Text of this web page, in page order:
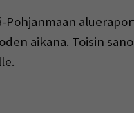
aikana. Toisin